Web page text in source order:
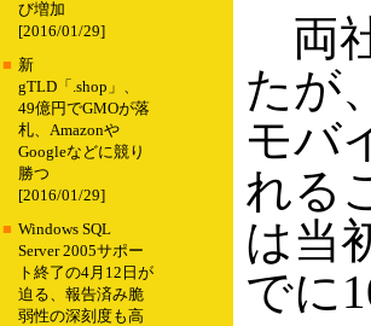
び増加
[2016/01/29]
■ 新
gTLD「.shop」、
49億円でGMOが落
札、Amazonや
Googleなどに競り
勝つ
[2016/01/29]
■ Windows SQL
Server 2005サポー
ト終了の4月12日が
迫る、報告済み脆
弱性の深刻度も高
両
たが
モバ
れる
は当
でに